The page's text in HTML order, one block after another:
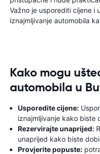
Važno je usporediti cijene i
iznajmljivanje automobila
Kako mogu
automobila u
Usporedite cijene:
iznajmljivanje kako biste
Rezervirajte unaprijed:
unaprijed kako biste
Provjerite popuste: